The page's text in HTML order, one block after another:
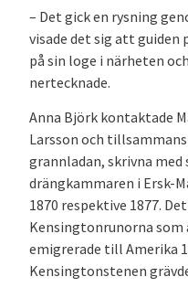
– Det gick en rysning
visade det sig att guiden
på sin loge i närheten
nertecknade.
Anna Björk kontaktade
Larsson och
grannladan, skrivna
drängkammaren i Ersk-
1870 respektive 1877.
Kensingtonrunorna som
emigrerade till Amerika
Kensingtonstenen